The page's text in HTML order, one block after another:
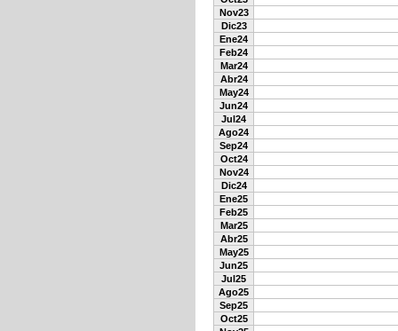
Nov23
Dic23
Ene24
Feb24
Mar24
Abr24
May24
Jun24
Jul24
Ago24
Sep24
Oct24
Nov24
Dic24
Ene25
Feb25
Mar25
Abr25
May25
Jun25
Jul25
Ago25
Sep25
Oct25